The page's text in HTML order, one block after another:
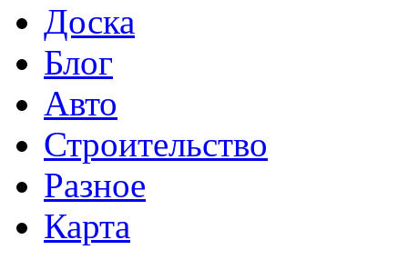
Доска
Блог
Авто
Строительство
Разное
Карта